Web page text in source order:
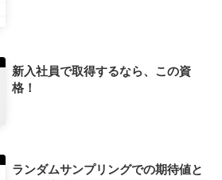
新入社員で取得するなら、この資
格！
ランダムサンプリングでの期待値と